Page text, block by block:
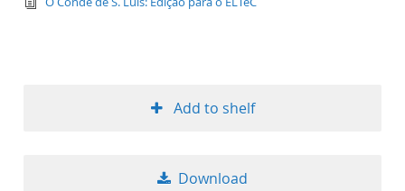
Add to shelf
Download